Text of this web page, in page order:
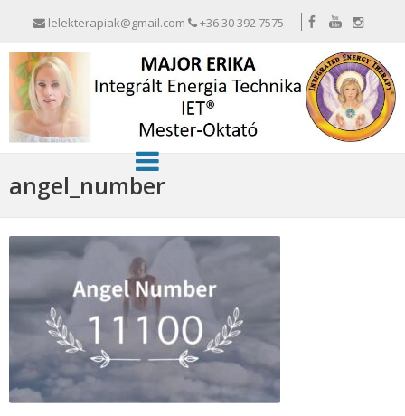
lelekterapiak@gmail.com +36 30 392 7575
angel_number